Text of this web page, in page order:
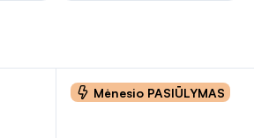
ar darosi silpna, reikėtų
Mėnesio PASIŪLYMAS